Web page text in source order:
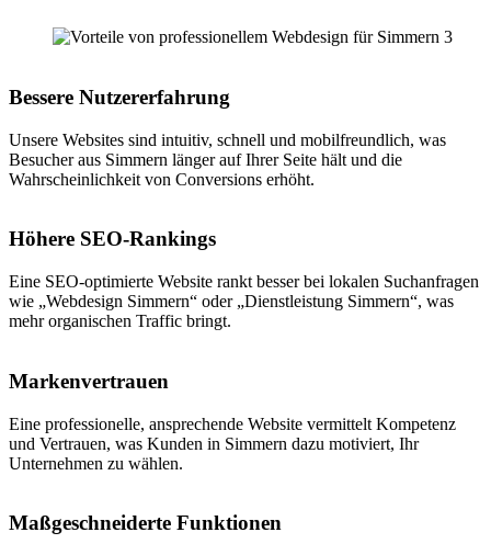
Bessere Nutzererfahrung
Unsere Websites sind intuitiv, schnell und mobilfreundlich, was
Besucher aus Simmern länger auf Ihrer Seite hält und die
Wahrscheinlichkeit von Conversions erhöht.
Höhere SEO-Rankings
Eine SEO-optimierte Website rankt besser bei lokalen Suchanfragen
wie „Webdesign Simmern“ oder „Dienstleistung Simmern“, was
mehr organischen Traffic bringt.
Markenvertrauen
Eine professionelle, ansprechende Website vermittelt Kompetenz
und Vertrauen, was Kunden in Simmern dazu motiviert, Ihr
Unternehmen zu wählen.
Maßgeschneiderte Funktionen